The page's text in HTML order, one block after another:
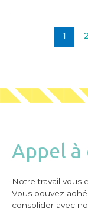
1
Appel
Notre travail vous
Vous pouvez
consolider avec